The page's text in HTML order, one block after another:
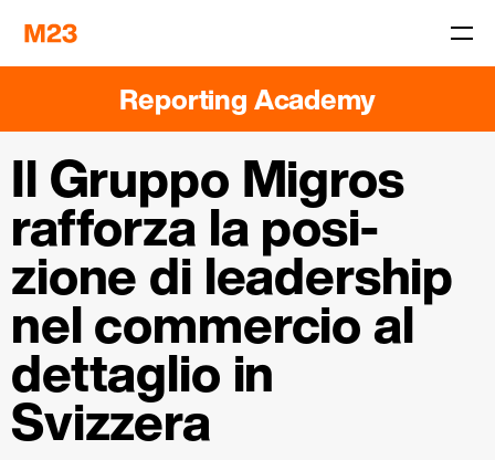
Reporting Academy
­
Il Gruppo Migros
rafforza la posi­
zione di leadership
nel commercio al
detta­glio in
Svizzera